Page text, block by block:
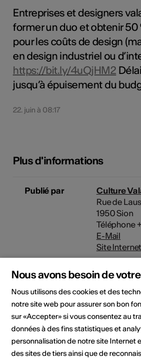
Entreprises et designers
former un duo et obtenir 50
pour les coûts de design
en design industriel ou
https://bit.ly/4uQjHM2
jusqu’à épuisement du
22. juin à 08:17
Plus d'informations
Publié par
Culture
Rue de
1950 Sion
Téléphone
E-Mail
Site Internet
Domaine
Domaine
Arts visuels
Catégorie
Appels à
Nous avons besoin de
Nous utilisons des cookies et des
notre site web pour assurer son bon
sur «Accepter» si vous consentez au
données à des fins statistiques et
personnalisation de notre site Internet
des sites de tiers ainsi que de